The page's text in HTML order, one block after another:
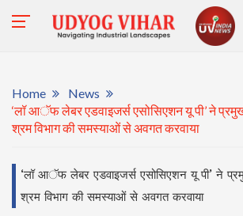
Home
News
‘लॉ आॅफ लेबर एडवाइजर्स एसोसिएशन यू पी’ ने
श्रम विभाग की समस्याओं से अवगत करवाया
‘लॉ आॅफ लेबर एडवाइजर्स एसोसिएशन यू पी’ ने
श्रम विभाग की समस्याओं से अवगत करवाया